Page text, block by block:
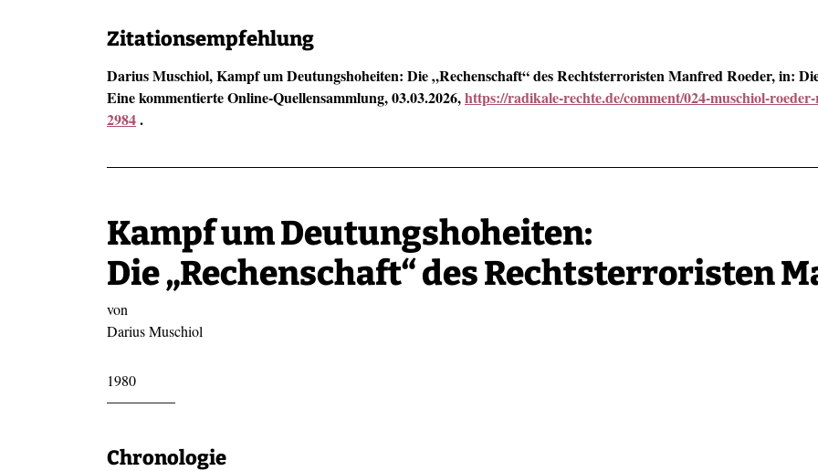
Zitationsempfehlung
Darius Muschiol, Kampf um Deutungshoheiten: Die „Rechenschaft“ des Rechtsterroristen Manfred Roeder, in:
Eine kommentierte Online-Quellensammlung, 03.03.2026,https://radikale-rechte.de/comment/024-muschiol-
2984.
Kampf um Deutungshoheiten:
Die „Rechenschaft“ des Rechtsterroristen
von
Darius Muschiol
1980
Chronologie